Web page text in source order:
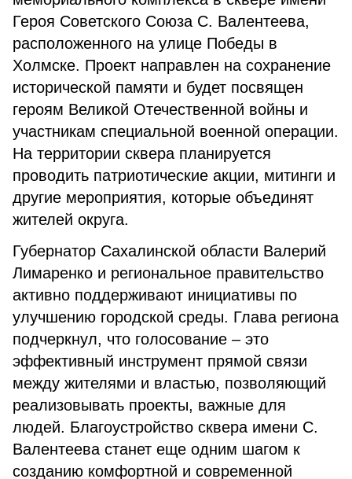
Героя Советского Союза С. Валентеева,
расположенного на улице Победы в
Холмске. Проект направлен на сохранение
исторической памяти и будет посвящен
героям Великой Отечественной войны и
участникам специальной военной операции.
На территории сквера планируется
проводить патриотические акции, митинги и
другие мероприятия, которые объединят
жителей округа.
Губернатор Сахалинской области Валерий
Лимаренко и региональное правительство
активно поддерживают инициативы по
улучшению городской среды. Глава региона
подчеркнул, что голосование – это
эффективный инструмент прямой связи
между жителями и властью, позволяющий
реализовывать проекты, важные для
людей. Благоустройство сквера имени С.
Валентеева станет еще одним шагом к
созданию комфортной и современной